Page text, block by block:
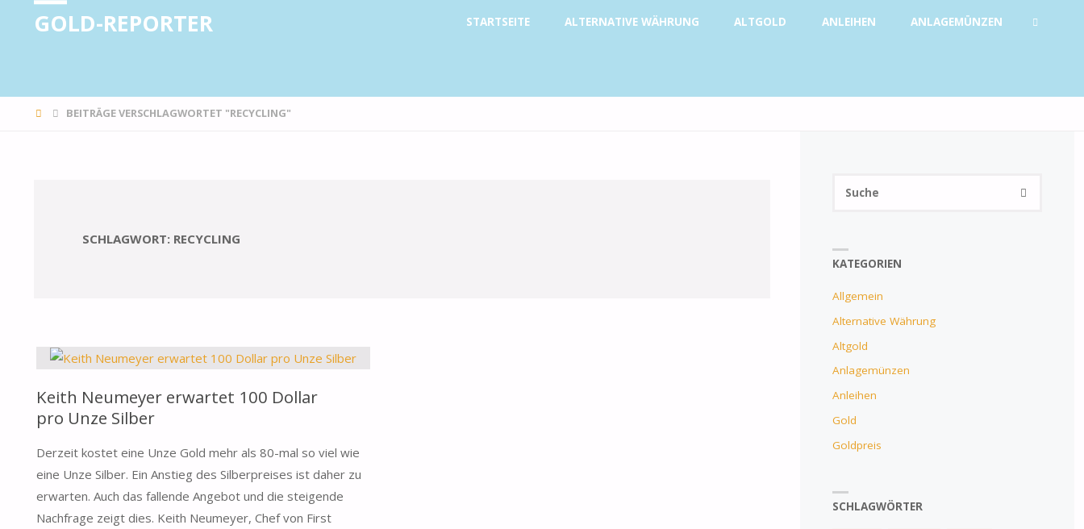
GOLD-REPORTER Zum
STARTSEITE ALTERNATIVE WÄHRUNG ALTGOLD ANLEIHEN ANLAGEMÜNZEN
STARTSEITE
BEITRÄGE VERSCHLAGWORTET "RECYCLING"
SCHLAGWORT: RECYCLING
Keith Neumeyer erwartet 100 Dollar
pro Unze Silber
Derzeit kostet eine Unze Gold mehr als 80-mal so viel wie
eine Unze Silber. Ein Anstieg des Silberpreises ist daher zu
erwarten. Auch das fallende Angebot und die steigende
Nachfrage zeigt dies. Keith Neumeyer, Chef von First
SUCHE
KATEGORIEN
Allgemein
Alternative Währung
Altgold
Anlagemünzen
Anleihen
Gold
Goldpreis
SCHLAGWÖRTER